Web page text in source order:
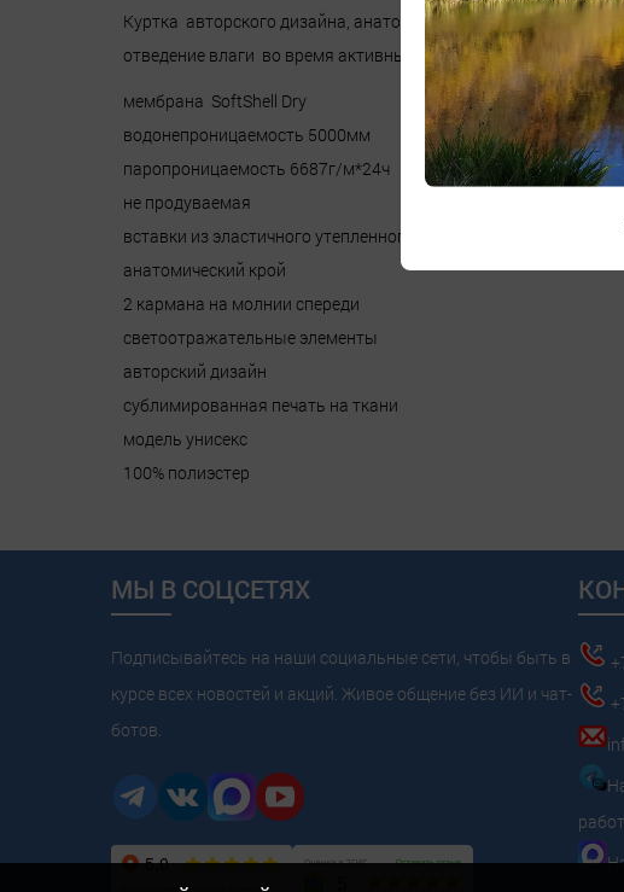
Куртка авторского дизайна, анатомического кроя с
отведение влаги во время активных занятий спортом.
мембрана SoftShell Dry
водонепроницаемость 5000мм
паропроницаемость 6687г/м*24ч
не продуваемая
вставки из эластичного утепленного трикотажа
анатомический крой
2 кармана на молнии спереди
светоотражательные элементы
авторский дизайн
сублимированная печать на ткани
модель унисекс
100% полиэстер
МЫ В СОЦСЕТЯХ
Подписывайтесь на наши социальные сети, чтобы быть в
курсе всех новостей и акций. Живое общение без ИИ и чат-
ботов.